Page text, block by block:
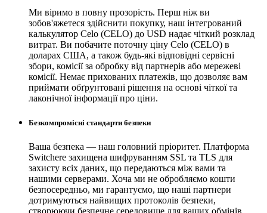
Ми віримо в повну прозорість. Перш ніж ви
зобов'яжетеся здійснити покупку, наш інтегрований
калькулятор Celo (CELO) до USD надає чіткий розклад
витрат. Ви побачите поточну ціну Celo (CELO) в
доларах США, а також будь-які відповідні сервісні
збори, комісії за обробку від партнерів або мережеві
комісії. Немає прихованих платежів, що дозволяє вам
приймати обґрунтовані рішення на основі чіткої та
лаконічної інформації про ціни.
Безкомпромісні стандарти безпеки
Ваша безпека — наш головний пріоритет. Платформа
Switchere захищена шифруванням SSL та TLS для
захисту всіх даних, що передаються між вами та
нашими серверами. Хоча ми не обробляємо кошти
безпосередньо, ми гарантуємо, що наші партнери
дотримуються найвищих протоколів безпеки,
створюючи безпечне середовище для ваших обмінів